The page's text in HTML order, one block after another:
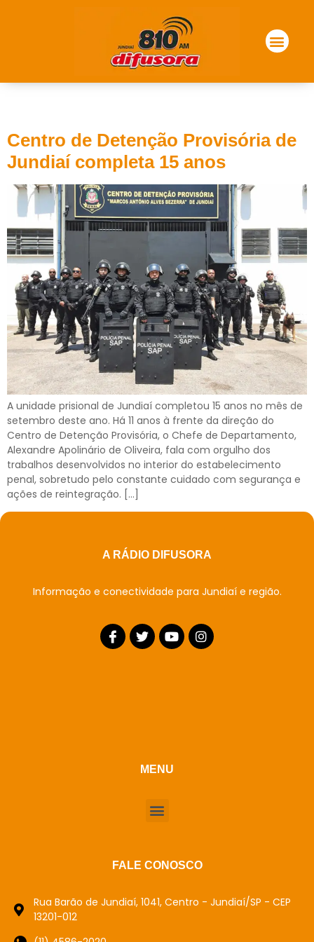
Centro de Detenção Provisória de
Jundiaí completa 15 anos
A unidade prisional de Jundiaí completou 15 anos no mês de
setembro deste ano. Há 11 anos à frente da direção do
Centro de Detenção Provisória, o Chefe de Departamento,
Alexandre Apolinário de Oliveira, fala com orgulho dos
trabalhos desenvolvidos no interior do estabelecimento
penal, sobretudo pelo constante cuidado com segurança e
ações de reintegração. […]
A RÁDIO DIFUSORA
Informação e conectividade para Jundiaí e região.
MENU
FALE CONOSCO
Rua Barão de Jundiaí, 1041, Centro - Jundiaí/SP - CEP
13201-012